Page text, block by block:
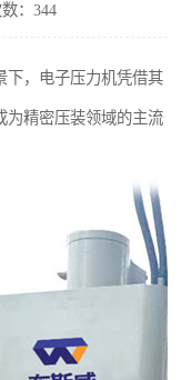
：344
下，电子压力机凭借其
为精密压装领域的主流